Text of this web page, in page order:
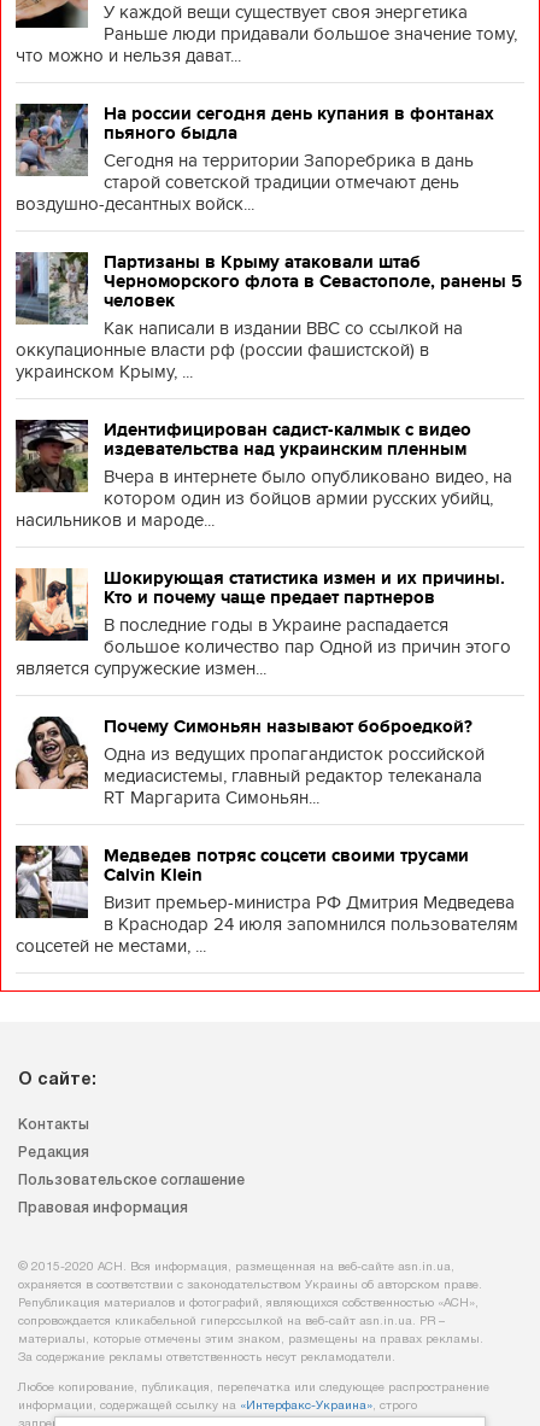
У каждой вещи существует своя энергетика
Раньше люди придавали большое значение тому,
что можно и нельзя дават...
На россии сегодня день купания в фонтанах
пьяного быдла
Сегодня на территории Запоребрика в дань
старой советской традиции отмечают день
воздушно-десантных войск...
Партизаны в Крыму атаковали штаб
Черноморского флота в Севастополе, ранены 5
человек
Как написали в издании BBC со ссылкой на
оккупационные власти рф (россии фашистской) в
украинском Крыму, ...
Идентифицирован садист-калмык с видео
издевательства над украинским пленным
Вчера в интернете было опубликовано видео, на
котором один из бойцов армии русских убийц,
насильников и мароде...
Шокирующая статистика измен и их причины.
Кто и почему чаще предает партнеров
В последние годы в Украине распадается
большое количество пар Одной из причин этого
является супружеские измен...
Почему Симоньян называют боброедкой?
Одна из ведущих пропагандисток российской
медиасистемы, главный редактор телеканала
RT Маргарита Симоньян...
Медведев потряс соцсети своими трусами
Calvin Klein
Визит премьер-министра РФ Дмитрия Медведева
в Краснодар 24 июля запомнился пользователям
соцсетей не местами, ...
О сайте:
Контакты
Редакция
Пользовательское соглашение
Правовая информация
© 2015-2020 АСН. Вся информация, размещенная на веб-сайте asn.in.ua,
охраняется в соответствии с законодательством Украины об авторском праве.
Републикация материалов и фотографий, являющихся собственностью «АСН»,
сопровождается кликабельной гиперссылкой на веб-сайт asn.іn.ua. PR –
материалы, которые отмечены этим знаком, размещены на правах рекламы.
За содержание рекламы ответственность несут рекламодатели.
Любое копирование, публикация, перепечатка или следующее распространение
информации, содержащей ссылку на «Интерфакс-Украина», строго